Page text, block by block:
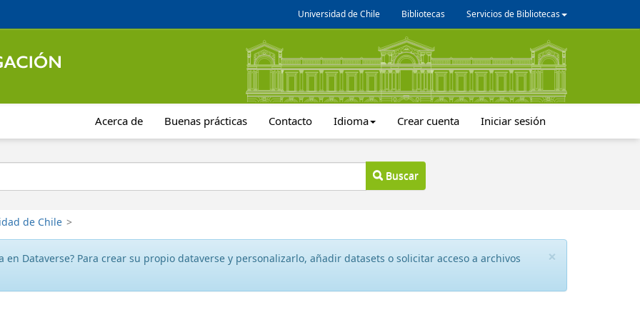
Universidad de Chile Bibliotecas Servicios de Bibliotecas
Acerca de Buenas prácticas Contacto Idioma Crear cuenta Iniciar sesión
Buscar
de Chile >
×
en Dataverse? Para crear su propio dataverse y personalizarlo, añadir datasets o solicitar acceso a archivos